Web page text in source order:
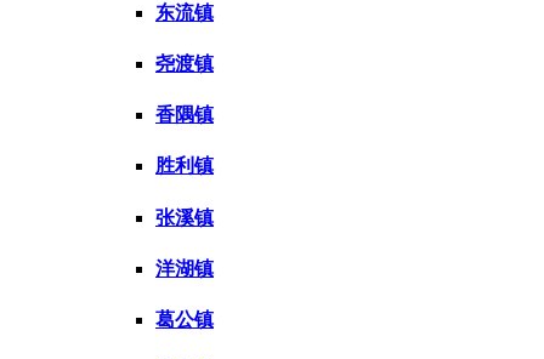
东流镇
尧渡镇
香隅镇
胜利镇
张溪镇
洋湖镇
葛公镇